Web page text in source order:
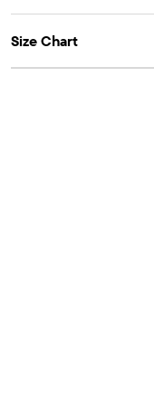
Size Chart